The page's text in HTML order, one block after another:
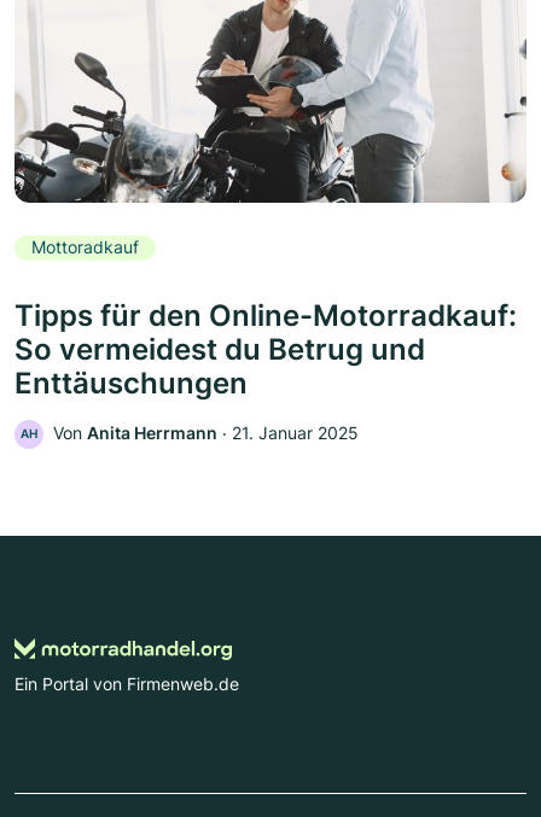
Mottoradkauf
Tipps für den Online-Motorradkauf:
So vermeidest du Betrug und
Enttäuschungen
AH Von Anita Herrmann ‧ 21. Januar 2025
Ein Portal von Firmenweb.de